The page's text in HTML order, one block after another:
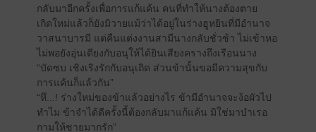
กลับมาอีกครั้งเพื่อการแก้แค้น คนที่ทำให้นางต้องตาย
เกิดใหม่แล้วก็ยังมิวายแม้ว่าได้อยู่ในร่างฮูหยินที่มีอำนาจ
วาสนาบารมี แต่คืนแต่งงานสามีนางกลับชั่วช้า ไม่เข้าหอ
ไม่พอยังอุ่นเตียงกับอนุให้ได้ยินเสียงครางถึงเรือนนาง
“บัดซบ เชิงเริงรักกับอนุเถิด ส่วนข้านั้นขอมีความสุขกับ
การแค้นก็แล้วกัน”
“หึ...! ร่างใหม่ของข้าแล้วอย่างไร ข้ามีอำนาจจะง้อผัวไป
ทำไม ข้าจำได้ดีครั้งนี้ต้องกลับมาแก้แค้น มิใช่มาบำเรอ
กามให้ชายมากรัก”